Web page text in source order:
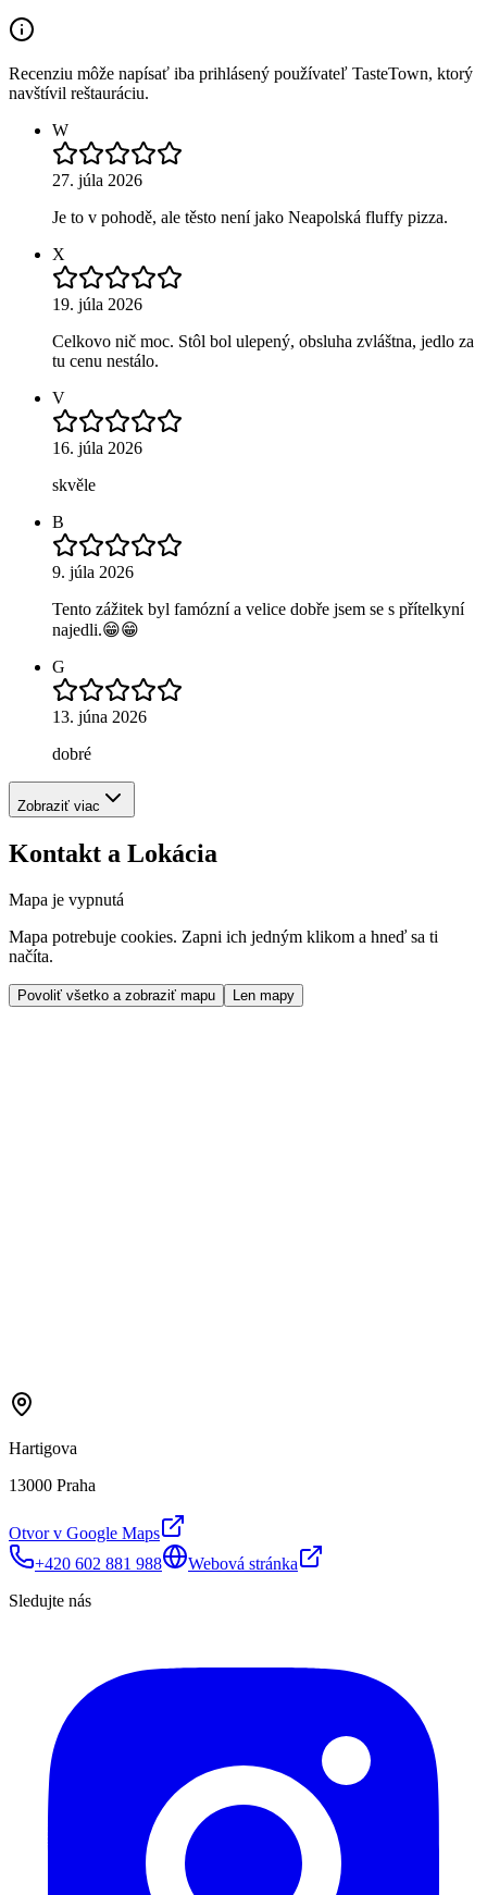
Recenziu môže napísať iba prihlásený používateľ TasteTown, ktorý
navštívil reštauráciu.
W
27. júla 2026
Je to v pohodě, ale těsto není jako Neapolská fluffy pizza.
X
19. júla 2026
Celkovo nič moc. Stôl bol ulepený, obsluha zvláštna, jedlo za
tu cenu nestálo.
V
16. júla 2026
skvěle
B
9. júla 2026
Tento zážitek byl famózní a velice dobře jsem se s přítelkyní
najedli.😁😁
G
13. júna 2026
dobré
Zobraziť viac
Kontakt a Lokácia
Mapa je vypnutá
Mapa potrebuje cookies. Zapni ich jedným klikom a hneď sa ti
načíta.
Povoliť všetko a zobraziť mapu Len mapy
Hartigova
13000 Praha
Otvor v Google Maps
+420 602 881 988
Webová stránka
Sledujte nás